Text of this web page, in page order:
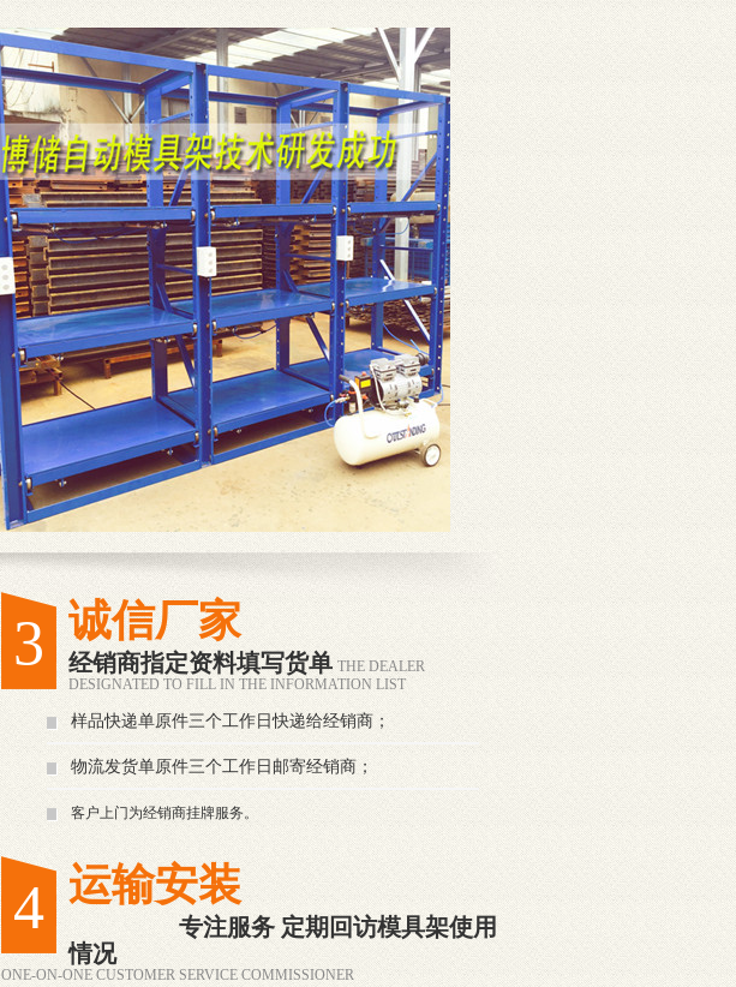
3 诚信厂家
经销商指定资料填写货单 THE DEALER
DESIGNATED TO FILL IN THE INFORMATION LIST
样品快递单原件三个工作日快递给经销商；
物流发货单原件三个工作日 邮寄经销商；
客户上门为经销商挂牌服务。
4 运输安装
专注服务 定期回访模具架使用
情况
ONE-ON-ONE CUSTOMER SERVICE COMMISSIONER